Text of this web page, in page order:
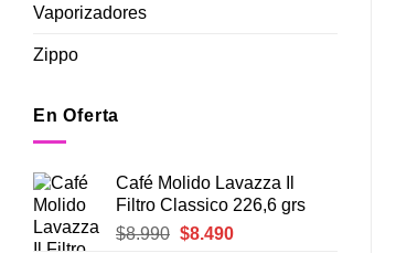
Vaporizadores
Zippo
En Oferta
Café Molido Lavazza Il
Filtro Classico 226,6 grs
$8.990 El
$8.490El